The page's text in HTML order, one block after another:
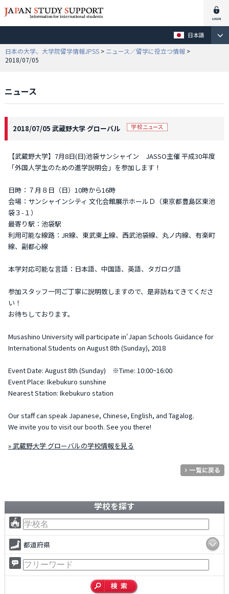
日本語
日本の大学、大学院留学情報JPSS > ニュース／留学に役立つ情報 >
2018/07/05
ニュース
2018/07/05 武蔵野大学 グローバル
【武蔵野大学】7月8日(日)池袋サンシャイン JASSO主催 平成30年度
「外国人学生のための進学説明会」を参加します！
日時：７月８日（日）10時から16時
会場：サンシャインシティ 文化会館展示ホールＤ（東京都豊島区東池
袋３-１）
最寄り駅：池袋駅
利用可能な線路：JR線、東武東上線、西武池袋線、丸ノ内線、有楽町
線、副都心線
本学対応可能な言語：日本語、中国語、英語、タガログ語
参加スタッフ一同ご丁寧に説明致しますので、是非訪ねてきてくださ
い！
お待ちしております。
Musashino University will participate in‘Japan Schools Guidance for
International Students on August 8th (Sunday), 2018
Event Date: August 8th (Sunday) ※Time: 10:00~16:00
Event Place: Ikebukuro sunshine
Nearest Station: Ikebukuro station
Our staff can speak Japanese, Chinese, English, and Tagalog.
We invite you to visit our booth. See you there!
» 武蔵野大学 グローバルの学校情報を見る
学校を探す
都道府県